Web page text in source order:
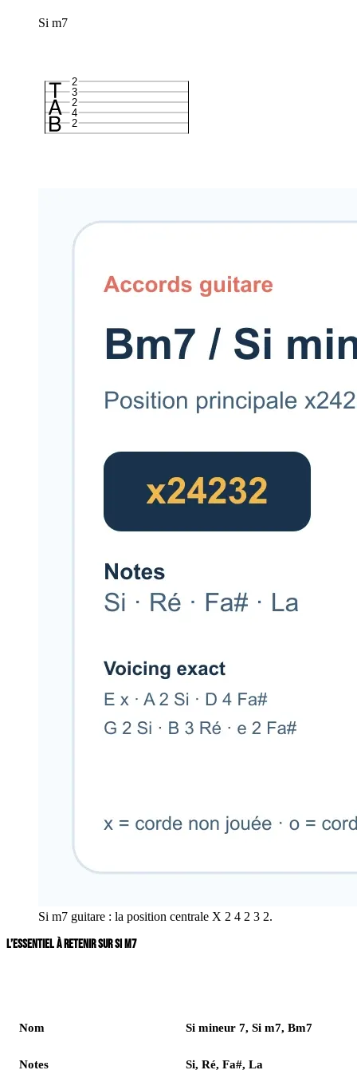
Si m7
2
4
2
3
2
Si m7 guitare : la position centrale X 2 4 2 3 2.
L’ESSENTIEL À RETENIR SUR SI M7
Nom Si mineur 7, Si m7, Bm7
Notes Si, Ré, Fa#, La